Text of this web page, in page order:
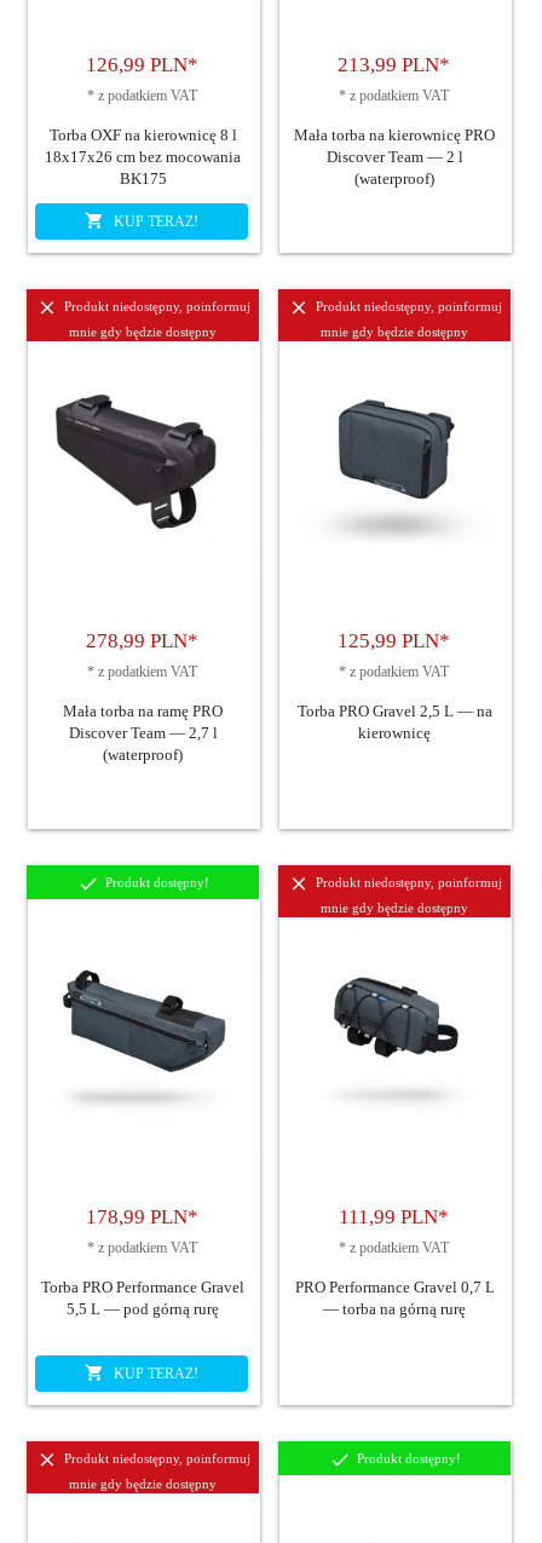
126,99 PLN*
* z podatkiem VAT
Torba OXF na kierownicę 8 l
18x17x26 cm bez mocowania
BK175
KUP TERAZ!
213,99 PLN*
* z podatkiem VAT
Mała torba na kierownicę PRO
Discover Team — 2 l
(waterproof)
Produkt niedostępny, poinformuj
mnie gdy będzie dostępny
278,99 PLN*
* z podatkiem VAT
Mała torba na ramę PRO
Discover Team — 2,7 l
(waterproof)
Produkt niedostępny, poinformuj
mnie gdy będzie dostępny
125,99 PLN*
* z podatkiem VAT
Torba PRO Gravel 2,5 L — na
kierownicę
Produkt dostępny!
178,99 PLN*
* z podatkiem VAT
Torba PRO Performance Gravel
5,5 L — pod górną rurę
KUP TERAZ!
Produkt niedostępny, poinformuj
mnie gdy będzie dostępny
111,99 PLN*
* z podatkiem VAT
PRO Performance Gravel 0,7 L
— torba na górną rurę
Produkt niedostępny, poinformuj
mnie gdy będzie dostępny
Produkt dostępny!